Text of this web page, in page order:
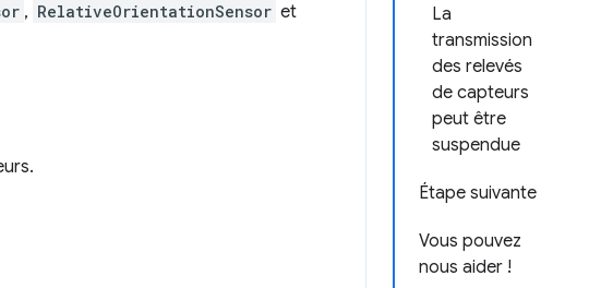
La
transmission
des relevés
de capteurs
peut être
suspendue
Étape suivante
Vous pouvez
nous aider !
, RelativeOrientationSensor et